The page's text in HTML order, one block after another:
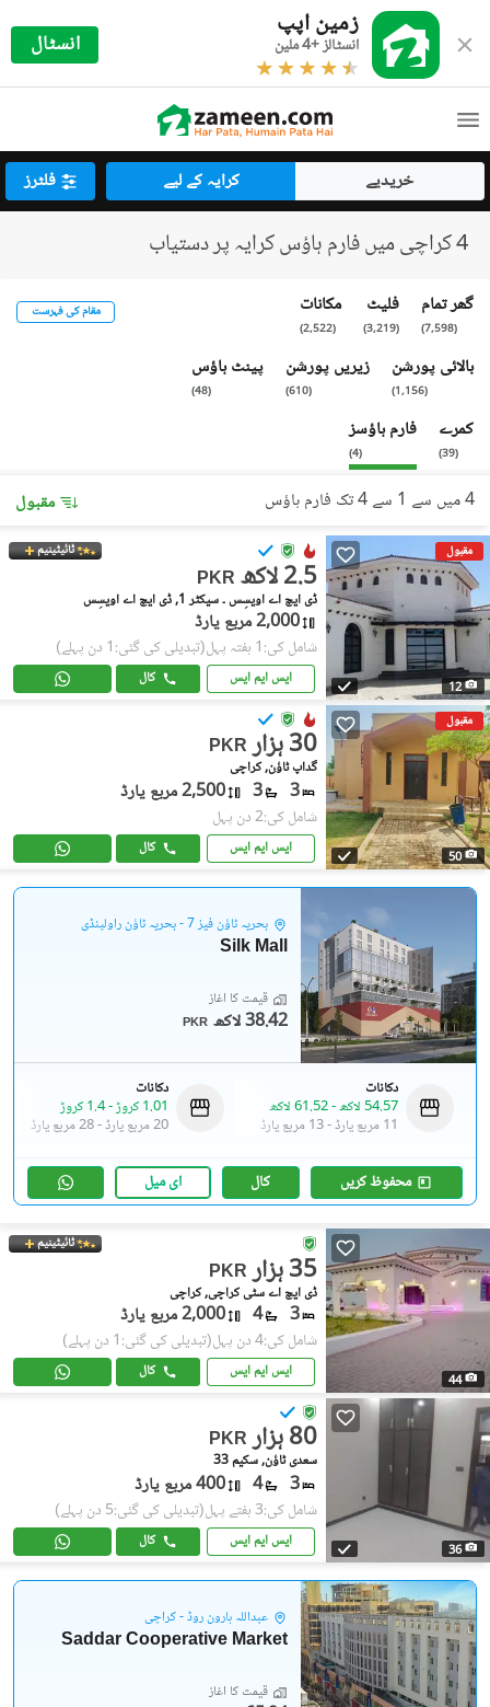
زمین اپپ
انسٹالز +4 ملین انسٹال
خریدیے کرایہ کے لیے فلٹرز
4 کراچی میں فارم ہاؤس کرایہ پر دستیاب
گھر تمام
(
7,598
)
فلیٹ
(
3,219
)
مکانات
(
2,522
)
بالائی پورشن
(
1,156
)
زیریں پورشن
(
610
)
پینٹ ہاؤس
(
48
)
کمرے
(
39
)
فارم ہاؤسز
(
4
)
مقام کی فہرست
4 میں سے 1 سے 4 تک فارم ہاؤس مقبول
مقبول
12
ٹائیٹینیم
PKR 2.5 لاکھ
ڈی ایچ اے اویسِس ۔ سیکٹر 1, ڈی ایچ اے اویسِس
2,000 مربع یارڈ
شامل کی:1 ہفتہ پہل (تبدیلی کی گئی:1 دن پہلے)
ایس ایم ایس کال
مقبول
50
PKR 30 ہزار
گداپ ٹاؤن, کراچی
3
3 2,500 مربع یارڈ
شامل کی:2 دن پہل
ایس ایم ایس کال
بحریہ ٹاؤن فیز 7 - بحریہ ٹاؤن راولپنڈی
Silk Mall
قیمت کا آغاز
PKR 38.42 لاکھ
دکانات
54.57 لاکھ
-61.52 لاکھ
11 مربع یارڈ
-13 مربع یارڈ
دکانات
1.01 کروڑ
-1.4 کروڑ
20 مربع یارڈ
-28 مربع یارڈ
محفوظ کریں کال ای میل
44
ٹائیٹینیم
PKR 35 ہزار
ڈی ایچ اے سٹی کراچی, کراچی
3
4 2,000 مربع یارڈ
شامل کی:4 دن پہل (تبدیلی کی گئی:1 دن پہلے)
ایس ایم ایس کال
36
PKR 80 ہزار
سعدی ٹاؤن, سکیم 33
3
4 400 مربع یارڈ
شامل کی:3 ہفتے پہل (تبدیلی کی گئی:5 دن پہلے)
ایس ایم ایس کال
عبداللہ ہارون روڈ - کراچی
Saddar Cooperative Market
قیمت کا آغاز